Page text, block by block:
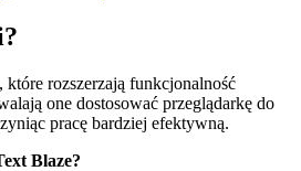
które rozszerzają funkcjonalność
one dostosować przeglądarkę do
pracę bardziej efektywną.
Blaze?